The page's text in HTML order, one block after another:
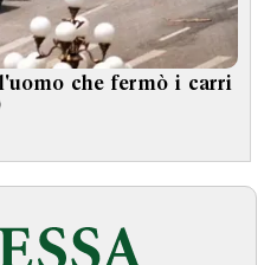
che fermò i carri